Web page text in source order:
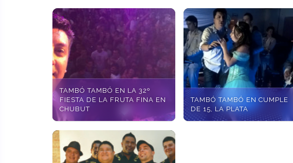
TAMBÓ TAMBÓ EN LA 32º
FIESTA DE LA FRUTA FINA EN
CHUBUT
TAMBÓ TAMBÓ EN CUMPLE
DE 15, LA PLATA